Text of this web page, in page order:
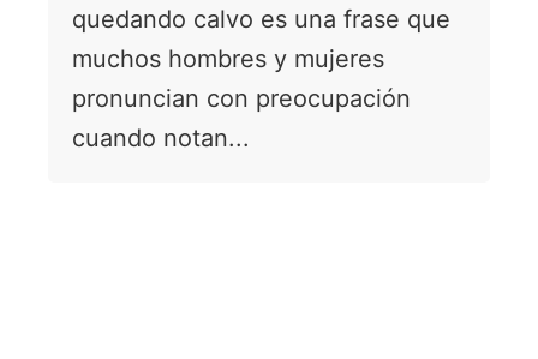
quedando calvo es una frase que
muchos hombres y mujeres
pronuncian con preocupación
cuando notan...